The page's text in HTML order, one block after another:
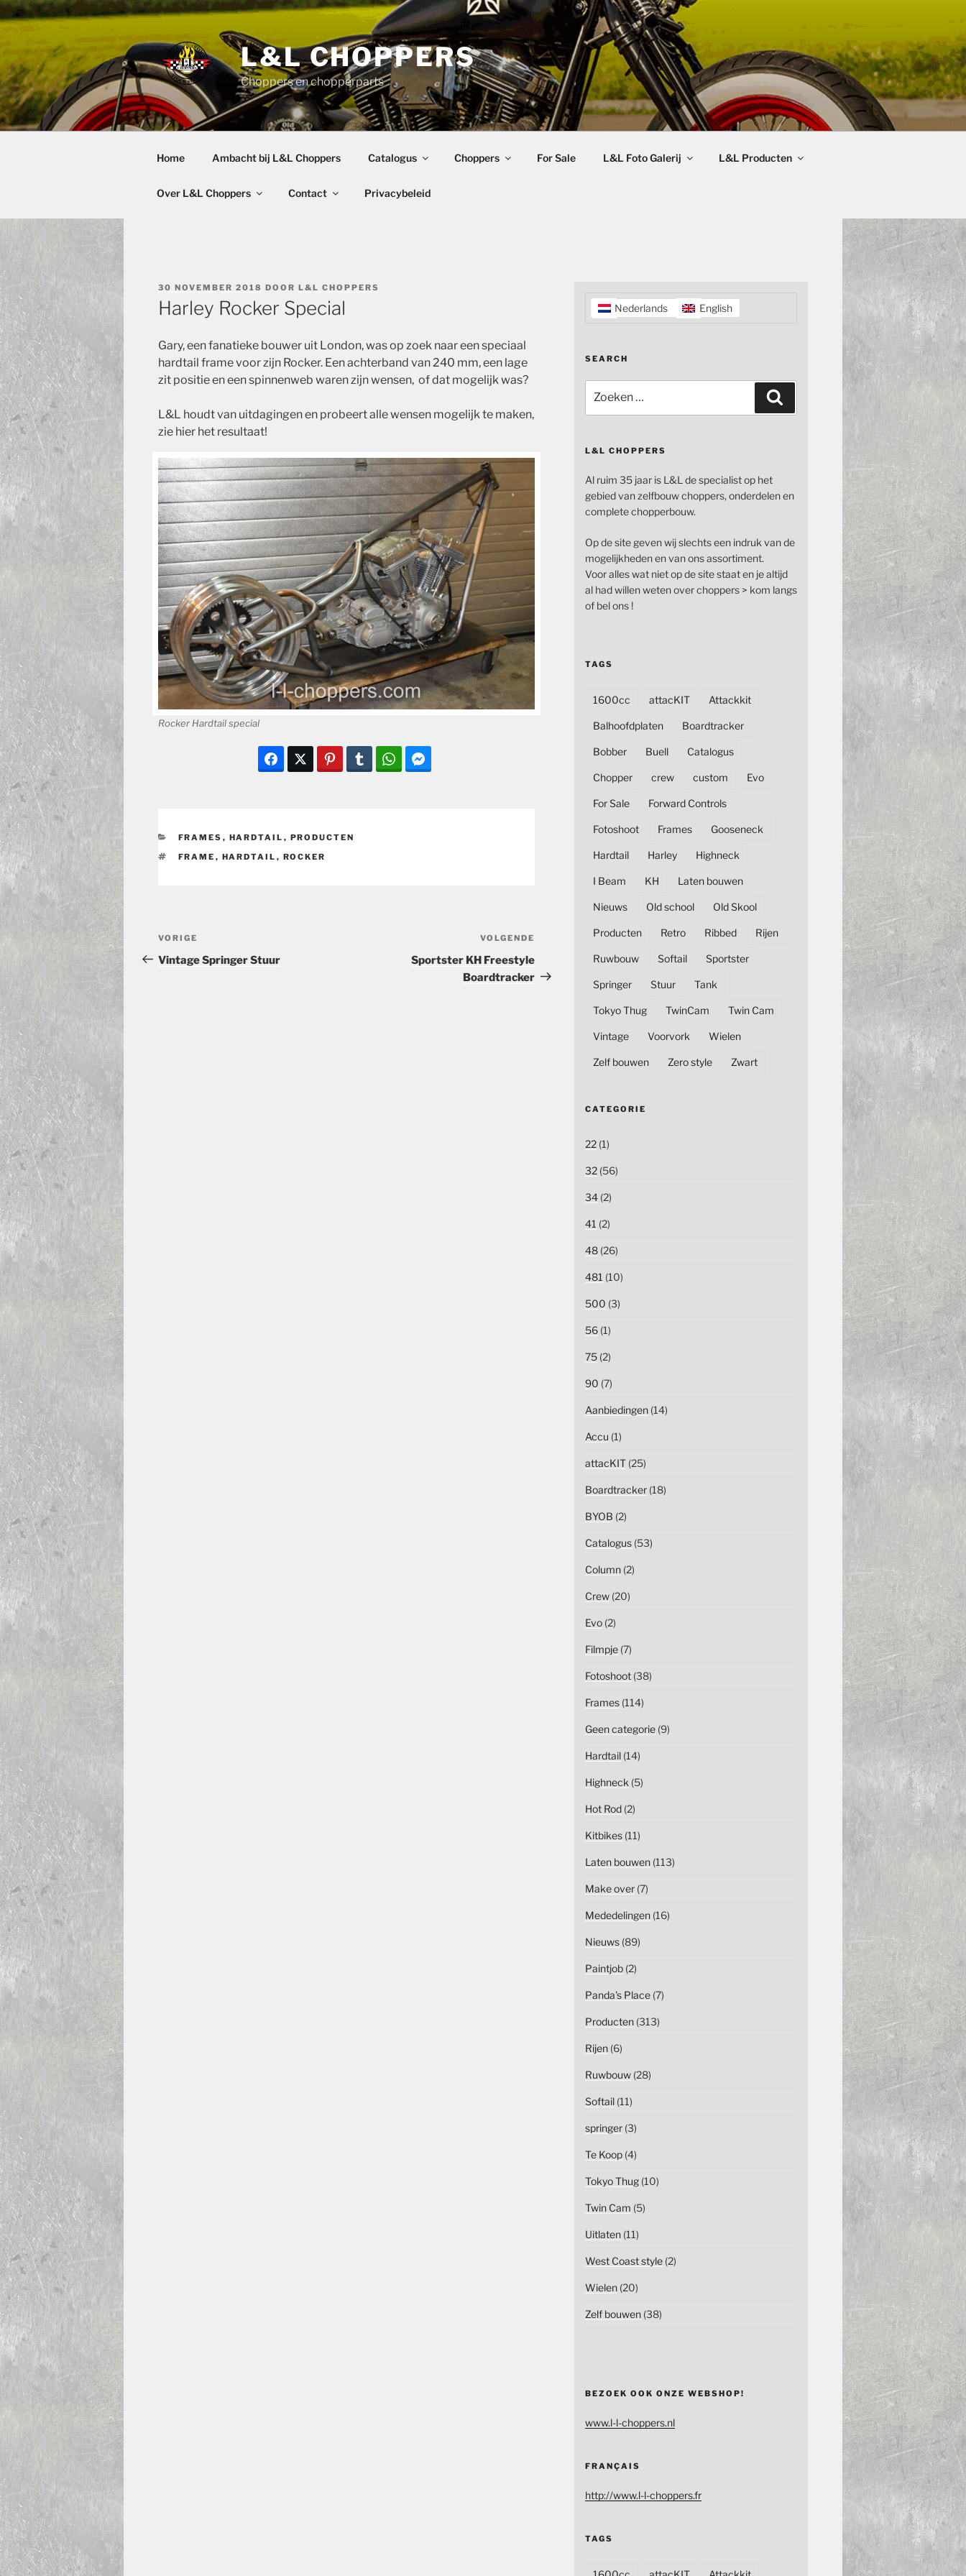
Ga
naar
inhoud
L&L CHOPPERS
Choppers en chopperparts
Home Ambacht bij L&L Choppers Catalogus Choppers For Sale L&L Foto Galerij L&L Producten
Over L&L Choppers Contact Privacybeleid
GEPLAATST
OP
30 NOVEMBER 2018 DOOR L&L CHOPPERS
Harley Rocker Special
Gary, een fanatieke bouwer uit London, was op zoek naar een speciaal
hardtail frame voor zijn Rocker. Een achterband van 240 mm, een lage
zit positie en een spinnenweb waren zijn wensen, of dat mogelijk was?
L&L houdt van uitdagingen en probeert alle wensen mogelijk te maken,
zie hier het resultaat!
Rocker Hardtail special
CATEGORIEËN
FRAMES , HARDTAIL , PRODUCTEN
TAGS
FRAME , HARDTAIL , ROCKER
Bericht
navigatie
Vorig
bericht
VORIGE
Vintage Springer Stuur
bericht
VOLGENDE
Sportster KH Freestyle
Boardtracker
Nederlands English
SEARCH
naar:
L&L CHOPPERS
Al ruim 35 jaar is L&L de specialist op het
gebied van zelfbouw choppers, onderdelen en
complete chopperbouw.
Op de site geven wij slechts een indruk van de
mogelijkheden en van ons assortiment.
Voor alles wat niet op de site staat en je altijd
al had willen weten over choppers > kom langs
of bel ons !
TAGS
1600cc attacKIT Attackkit
Balhoofdplaten Boardtracker
Bobber Buell Catalogus
Chopper crew custom Evo
For Sale Forward Controls
Fotoshoot Frames Gooseneck
Hardtail Harley Highneck
I Beam KH Laten bouwen
Nieuws Old school Old Skool
Producten Retro Ribbed Rijen
Ruwbouw Softail Sportster
Springer Stuur Tank
Tokyo Thug TwinCam Twin Cam
Vintage Voorvork Wielen
Zelf bouwen Zero style Zwart
CATEGORIE
22(1)
32(56)
34(2)
41 (2)
48(26)
481 (10)
500 (3)
56(1)
75(2)
90 (7)
Aanbiedingen(14)
Accu (1)
attacKIT(25)
Boardtracker(18)
BYOB (2)
Catalogus(53)
Column(2)
Crew(20)
Evo(2)
Filmpje(7)
Fotoshoot(38)
Frames(114)
Geen categorie(9)
Hardtail(14)
Highneck (5)
Hot Rod(2)
Kitbikes(11)
Laten bouwen(113)
Make over(7)
Mededelingen(16)
Nieuws(89)
Paintjob(2)
Panda's Place(7)
Producten(313)
Rijen(6)
Ruwbouw(28)
Softail(11)
springer(3)
Te Koop(4)
Tokyo Thug(10)
Twin Cam (5)
Uitlaten(11)
West Coast style(2)
Wielen(20)
Zelf bouwen(38)
BEZOEK OOK ONZE WEBSHOP!
www.l-l-choppers.nl
FRANÇAIS
http://www.l-l-choppers.fr
TAGS